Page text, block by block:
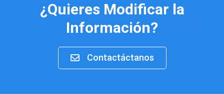
¿Quieres Modificar la
Información?
Contactáctanos